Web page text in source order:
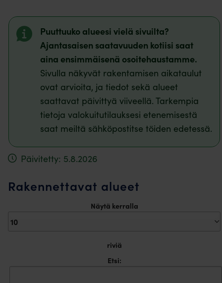
Puuttuuko alueesi vielä sivuilta?
Ajantasaisen saatavuuden kotiisi saat
aina ensimmäisenä osoitehaustamme.
Sivulla näkyvät rakentamisen aikataulut
ovat arvioita, ja tiedot sekä alueet
saattavat päivittyä viiveellä. Tarkempia
tietoja valokuitutilauksesi etenemisestä
saat meiltä sähköpostitse töiden edetessä.
Päivitetty: 5.8.2026
Rakennettavat alueet
Näytä kerralla
riviä
Etsi: